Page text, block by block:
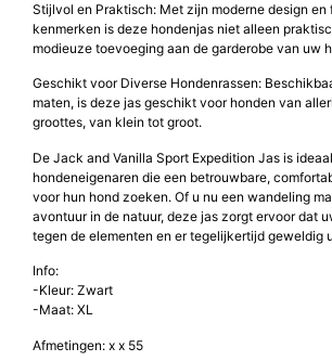
Stijlvol en Praktisch: Met zijn moderne design en
kenmerken is deze hondenjas niet alleen
modieuze toevoeging aan de garderobe van uw
Geschikt voor Diverse Hondenrassen:
maten, is deze jas geschikt voor honden van
groottes, van klein tot groot.
De Jack and Vanilla Sport Expedition Jas is
hondeneigenaren die een betrouwbare,
voor hun hond zoeken. Of u nu een wandeling
avontuur in de natuur, deze jas zorgt ervoor dat
tegen de elementen en er tegelijkertijd geweldig
Info:
-Kleur: Zwart
-Maat: XL
Afmetingen: x x 55